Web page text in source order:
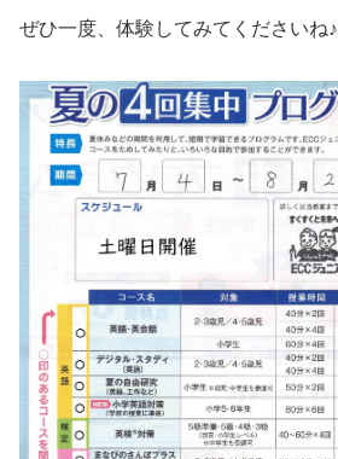
ぜひ一度、体験してみてくださいね♪